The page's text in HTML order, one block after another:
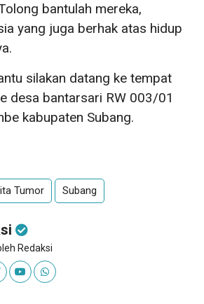
bantulah mereka,
yang juga berhak atas hidup
silakan datang ke tempat
desa bantarsari RW 003/01
kabupaten Subang.
Tumor Subang
Redaksi